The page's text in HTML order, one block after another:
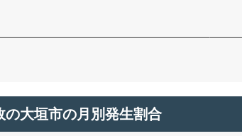
の大垣市の月別発生割合